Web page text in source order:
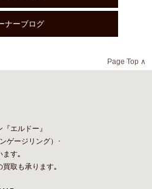
ナーブログ
Page Top ∧
エルドー』
ゲージリング）･
ます｡
買取も承ります｡